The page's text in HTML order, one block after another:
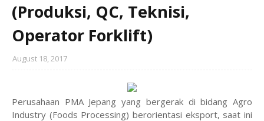
(Produksi, QC, Teknisi,
Operator Forklift)
August 18, 2017
Perusahaan PMA Jepang yang bergerak di bidang Agro
Industry (Foods Processing) berorientasi eksport, saat ini